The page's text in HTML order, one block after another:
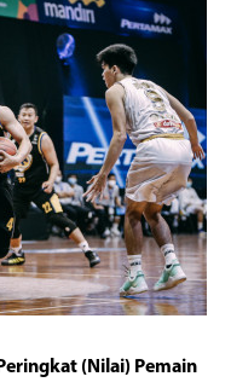
(Nilai) Pemain